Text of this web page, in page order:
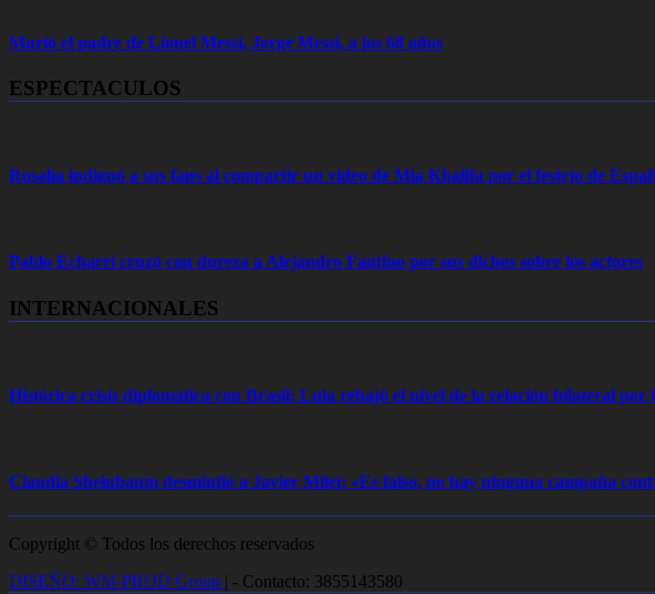
Murió el padre de Lionel Messi, Jorge Messi, a los 68 años
ESPECTACULOS
Rosalía indignó a sus fans al compartir un video de Mia Khalifa por el festejo de
Pablo Echarri cruzó con dureza a Alejandro Fantino por sus dichos sobre los actores
INTERNACIONALES
Histórica crisis diplomática con Brasil: Lula rebajó el nivel de la relación bilateral por
Claudia Sheinbaum desmintió a Javier Milei: «Es falso, no hay ninguna campaña
Copyright © Todos los derechos reservados
DISEÑO: WM-PROD Group | - Contacto: 3855143580